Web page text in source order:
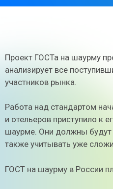
Проект ГОСТа на шаурму
анализирует все
участников рынка.
Работа над стандартом
и отельеров приступило к
шаурме. Они должны будут
также учитывать уже
ГОСТ на шаурму в России